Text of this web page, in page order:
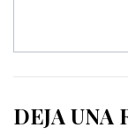
DEJA UNA